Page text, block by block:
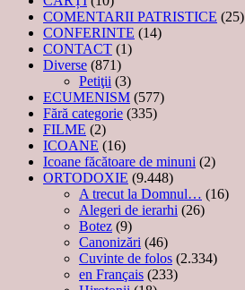
COMENTARII PATRISTICE (25)
CONFERINTE (14)
CONTACT (1)
Diverse (871)
Petiţii (3)
ECUMENISM (577)
Fără categorie (335)
FILME (2)
ICOANE (16)
Icoane făcătoare de minuni (2)
ORTODOXIE (9.448)
A trecut la Domnul… (16)
Alegeri de ierarhi (26)
Botez (9)
Canonizări (46)
Cuvinte de folos (2.334)
en Français (233)